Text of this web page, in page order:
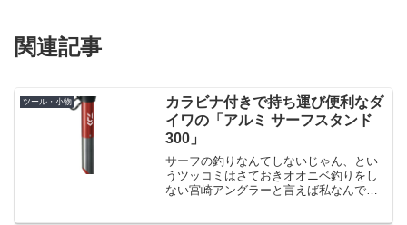
関連記事
ツール・小物
カラビナ付きで持ち運び便利なダ
イワの「アルミ サーフスタンド
300」
サーフの釣りなんてしないじゃん、とい
うツッコミはさておきオオニベ釣りをし
ない宮崎アングラーと言えば私なんで、